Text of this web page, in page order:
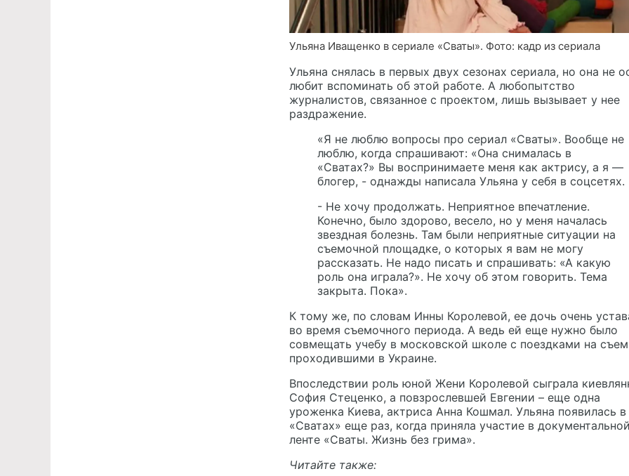
Ульяна Иващенко в сериале «Сваты». Фото: кадр из сериала
Ульяна снялась в первых двух сезонах сериала, но она не
любит вспоминать об этой работе. А любопытство
журналистов, связанное с проектом, лишь вызывает у нее
раздражение.
«Я не люблю вопросы про сериал «Сваты». Вообще не
люблю, когда спрашивают: «Она снималась в
«Сватах?» Вы воспринимаете меня как актрису, а я —
блогер, - однажды написала Ульяна у себя в соцсетях.
- Не хочу продолжать. Неприятное впечатление.
Конечно, было здорово, весело, но у меня началась
звездная болезнь. Там были неприятные ситуации на
съемочной площадке, о которых я вам не могу
рассказать. Не надо писать и спрашивать: «А какую
роль она играла?». Не хочу об этом говорить. Тема
закрыта. Пока».
К тому же, по словам Инны Королевой, ее дочь очень
во время съемочного периода. А ведь ей еще нужно было
совмещать учебу в московской школе с поездками на
проходившими в Украине.
Впоследствии роль юной Жени Королевой сыграла
София Стеценко, а повзрослевшей Евгении – еще одна
уроженка Киева, актриса Анна Кошмал. Ульяна появилась в
«Сватах» еще раз, когда приняла участие в
ленте «Сваты. Жизнь без грима».
Читайте также: